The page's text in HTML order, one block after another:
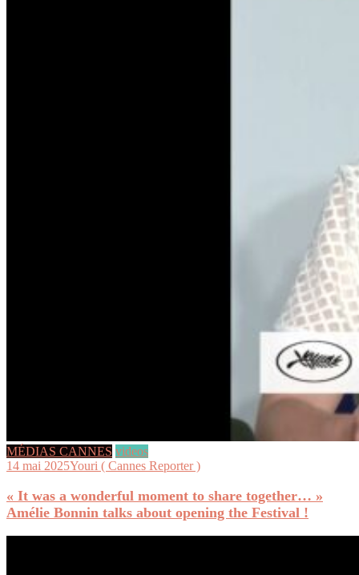
MÉDIAS CANNES videos
14 mai 2025Youri ( Cannes Reporter )
« It was a wonderful moment to share together… »
Amélie Bonnin talks about opening the Festival !